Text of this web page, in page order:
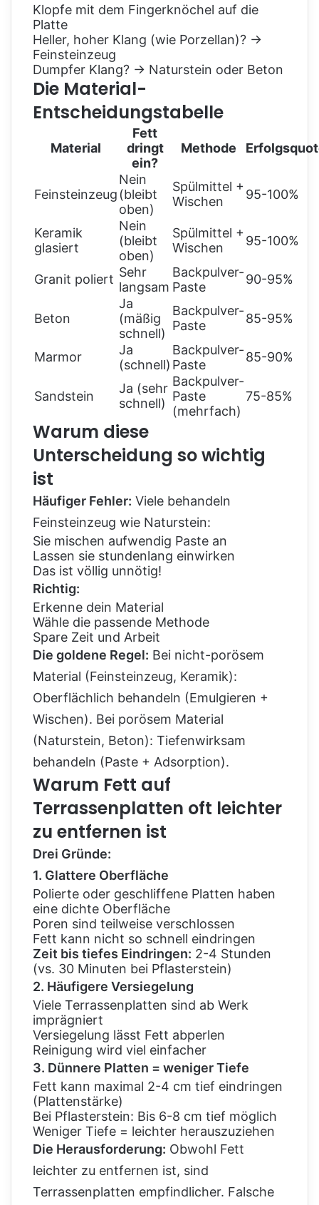
Klopfe mit dem Fingerknöchel auf die
Platte
Heller, hoher Klang (wie Porzellan)? →
Feinsteinzeug
Dumpfer Klang? → Naturstein oder Beton
Die Material-
Entscheidungstabelle
Material
Fett
dringt
ein?
Methode
Feinsteinzeug
Nein
(bleibt
oben)
Spülmittel +
Wischen
95-100%
Keramik
glasiert
Nein
(bleibt
oben)
Spülmittel +
Wischen
95-100%
Granit poliert Sehr
langsam
Backpulver-
Paste
90-95%
Beton
Ja
(mäßig
schnell)
Backpulver-
Paste
85-95%
Marmor
Ja
(schnell)
Backpulver-
Paste
85-90%
Sandstein
Ja (sehr
schnell)
Backpulver-
Paste
(mehrfach)
75-85%
Warum diese
Unterscheidung so wichtig
ist
Häufiger Fehler: Viele behandeln
Feinsteinzeug wie Naturstein:
Sie mischen aufwendig Paste an
Lassen sie stundenlang einwirken
Das ist völlig unnötig!
Richtig:
Erkenne dein Material
Wähle die passende Methode
Spare Zeit und Arbeit
Die goldene Regel: Bei nicht-porösem
Material (Feinsteinzeug, Keramik):
Oberflächlich behandeln (Emulgieren +
Wischen). Bei porösem Material
(Naturstein, Beton): Tiefenwirksam
behandeln (Paste + Adsorption).
Warum Fett auf
Terrassenplatten oft leichter
zu entfernen ist
Drei Gründe:
1. Glattere Oberfläche
Polierte oder geschliffene Platten haben
eine dichte Oberfläche
Poren sind teilweise verschlossen
Fett kann nicht so schnell eindringen
Zeit bis tiefes Eindringen: 2-4 Stunden
(vs. 30 Minuten bei Pflasterstein)
2. Häufigere Versiegelung
Viele Terrassenplatten sind ab Werk
imprägniert
Versiegelung lässt Fett abperlen
Reinigung wird viel einfacher
3. Dünnere Platten = weniger Tiefe
Fett kann maximal 2-4 cm tief eindringen
(Plattenstärke)
Bei Pflasterstein: Bis 6-8 cm tief möglich
Weniger Tiefe = leichter herauszuziehen
Die Herausforderung: Obwohl Fett
leichter zu entfernen ist, sind
Terrassenplatten empfindlicher. Falsche